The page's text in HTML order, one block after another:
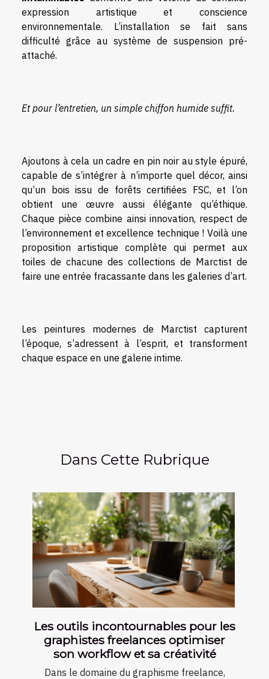
expression artistique et conscience
environnementale. L’installation se fait sans
difficulté grâce au système de suspension pré-
attaché.
Et pour l’entretien, un simple chiffon humide suffit.
Ajoutons à cela un cadre en pin noir au style épuré,
capable de s’intégrer à n’importe quel décor, ainsi
qu’un bois issu de forêts certifiées FSC, et l’on
obtient une œuvre aussi élégante qu’éthique.
Chaque pièce combine ainsi innovation, respect de
l’environnement et excellence technique ! Voilà une
proposition artistique complète qui permet aux
toiles de chacune des collections de Marctist de
faire une entrée fracassante dans les galeries d’art.
Les peintures modernes de Marctist capturent
l’époque, s’adressent à l’esprit, et transforment
chaque espace en une galerie intime.
Dans Cette Rubrique
Les outils incontournables pour les
graphistes freelances optimiser
son workflow et sa créativité
Dans le domaine du graphisme freelance,